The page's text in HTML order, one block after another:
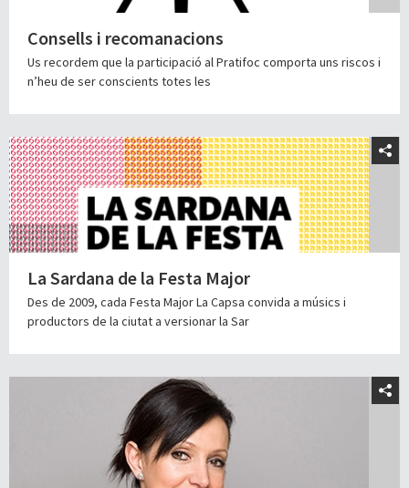
Consells i recomanacions
Us recordem que la participació al Pratifoc comporta uns riscos i
n’heu de ser conscients totes les
La Sardana de la Festa Major
Des de 2009, cada Festa Major La Capsa convida a músics i
productors de la ciutat a versionar la Sar